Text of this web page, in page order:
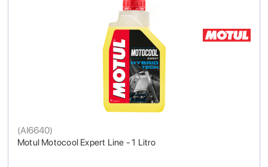
Motul Motocool Expert Line - 1 Litro
(AI6640)